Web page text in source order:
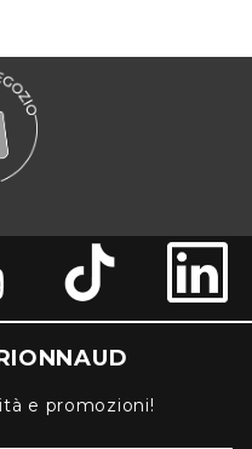
e promozioni!